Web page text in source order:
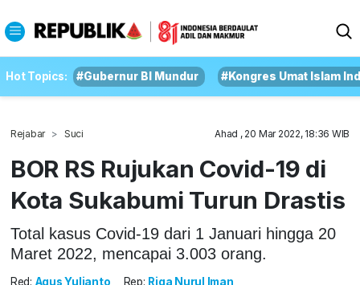
Hot Topics: #Gubernur BI Mundur #Kongres Umat Islam
Rejabar Suci Ahad , 20 Mar 2022, 18:36 WIB
BOR RS Rujukan Covid-19 di
Kota Sukabumi Turun Drastis
Total kasus Covid-19 dari 1 Januari hingga 20
Maret 2022, mencapai 3.003 orang.
Red: Agus Yulianto Rep: Riga Nurul Iman